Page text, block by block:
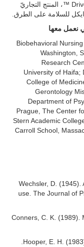
ورئيساً. تلقّى برنامجه المشهور للتدريب DriveFit ™، المنتج التجاريّ
مايكل للسلامة على الطرق.
نعمل معها
Biobehavioral
Washington,
Research
University of Haifa;
College of
Gerontology
Department of
Prague, The Center
Stern Academic
Carroll School,
Wechsler, D. (1945).
use. The Journal of
Conners, C. K. (1989).
Hooper, E. H.